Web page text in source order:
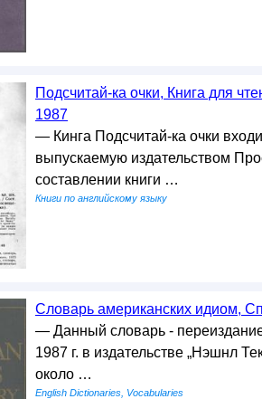
Подсчитай-ка очки, Книга для
1987
— Кинга Подсчитай-ка очки
выпускаемую издательством
составлении книги …
Книги по английскому языку
Словарь американских идиом,
— Данный словарь -
1987 г. в издательстве „Нэшнл
около …
English Dictionaries, Vocabularies